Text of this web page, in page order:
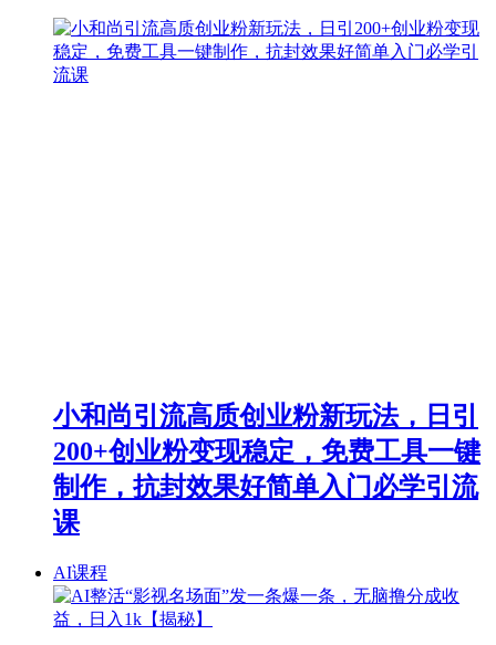
小和尚引流高质创业粉新玩法，日引
200+创业粉变现稳定，免费工具一键
制作，抗封效果好简单入门必学引流
课
AI课程